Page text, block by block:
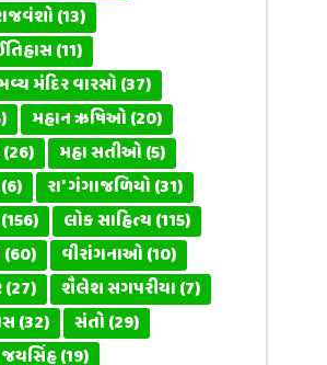
(13)
(11)
મંદિર વારસો(37)
મહાન ઋષિઓ(20)
(26) મહા સતીઓ(5)
(6) રા' ગંગાજળિયો(31)
(156) લોક સાહિત્ય(115)
(60) વીરાંગનાઓ(10)
(27) શૈલેશ સગપરીયા(7)
(32) સંતો(29)
જયસિંહ(19)